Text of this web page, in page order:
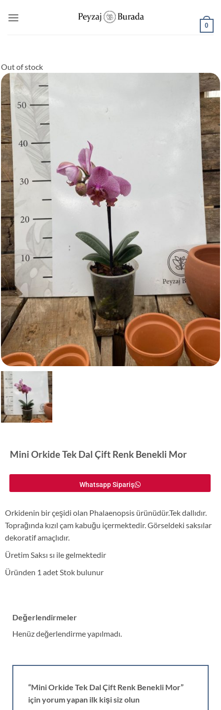
0
Out of stock
Mini Orkide Tek Dal Çift Renk Benekli Mor
Whatsapp Sipariş
Orkidenin bir çeşidi olan Phalaenopsis ürünüdür.Tek dallıdır.
Toprağında kızıl çam kabuğu içermektedir. Görseldeki saksılar
dekoratif amaçlıdır.
Üretim Saksı sı ile gelmektedir
Üründen 1 adet Stok bulunur
Değerlendirmeler
Henüz değerlendirme yapılmadı.
“Mini Orkide Tek Dal Çift Renk Benekli Mor”
için yorum yapan ilk kişi siz olun